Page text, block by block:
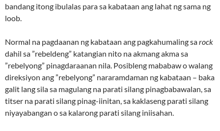
bandang itong ibulalas para sa kabataan ang lahat ng sama ng
loob.
Normal na pagdaanan ng kabataan ang pagkahumaling sarock
dahil sa ”rebeldeng” katangian nito na akmang akma sa
”rebelyong” pinagdaraanan nila. Posibleng mababaw o walang
direksiyon ang ”rebelyong” nararamdaman ng kabataan – baka
galit lang sila sa magulang na parati silang pinagbabawalan, sa
titser na parati silang pinag-iinitan, sa kaklaseng parati silang
niyayabangan o sa kalarong parati silang iniisahan.